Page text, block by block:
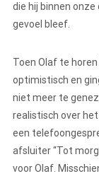
die hij binnen
gevoel bleef.
Toen Olaf te
optimistisch en
niet meer te
realistisch over
een
afsluiter “Tot
voor Olaf.